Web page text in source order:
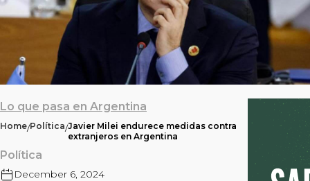
Lo que pasa en Argentina
Home/Política/Javier Milei endurece medidas contra
extranjeros en Argentina
Política
December 6, 2024